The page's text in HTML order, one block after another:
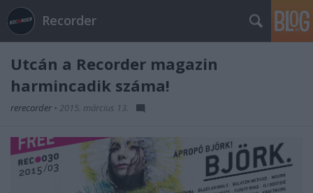
Recorder
Utcán a Recorder magazin
harmincadik száma!
rerecorder • 2015. március 13.